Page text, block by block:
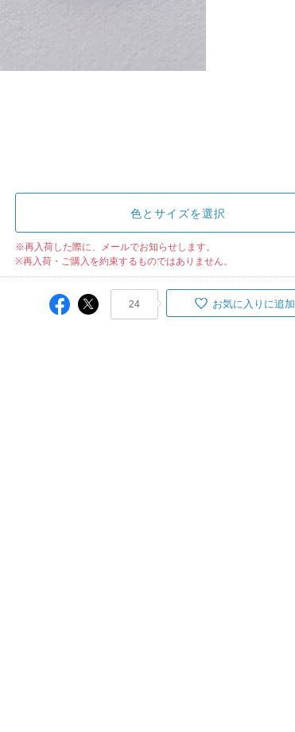
色とサイズを選択
※再入荷した際に、メールでお知らせします。
※再入荷・ご購入を約束するものではありません。
24 お気に入りに追加